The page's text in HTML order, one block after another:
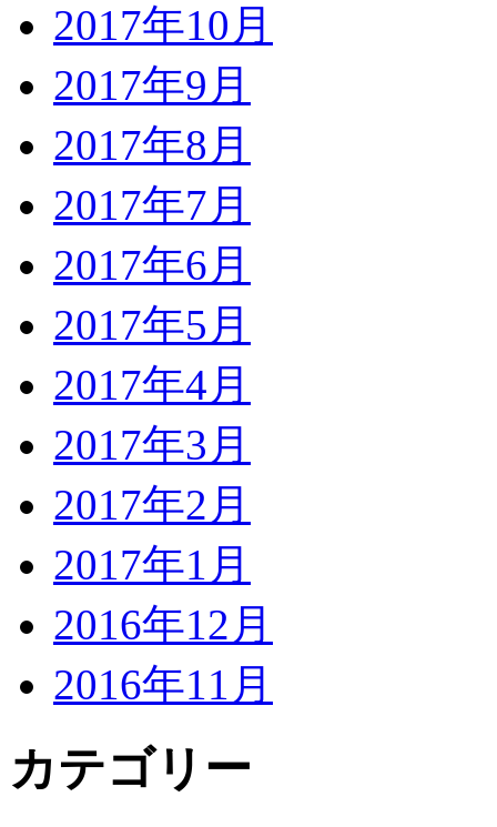
2017年10月
2017年9月
2017年8月
2017年7月
2017年6月
2017年5月
2017年4月
2017年3月
2017年2月
2017年1月
2016年12月
2016年11月
カテゴリー